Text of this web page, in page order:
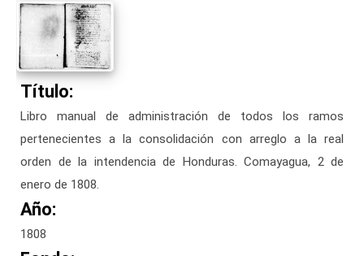
Título:
Libro manual de administración de todos los ramos
pertenecientes a la consolidación con arreglo a la real
orden de la intendencia de Honduras. Comayagua, 2 de
enero de 1808.
Año:
1808